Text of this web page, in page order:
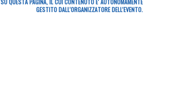
SU QUESTA PAGINA, IL CUI CONTENUTO E' AUTONOMAMENTE
GESTITO DALL'ORGANIZZATORE DELL'EVENTO.